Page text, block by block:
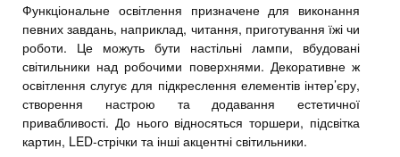
Функціональне освітлення призначене для виконання
певних завдань, наприклад, читання, приготування їжі чи
роботи. Це можуть бути настільні лампи, вбудовані
світильники над робочими поверхнями. Декоративне ж
освітлення слугує для підкреслення елементів інтер’єру,
створення настрою та додавання естетичної
привабливості. До нього відносяться торшери, підсвітка
картин, LED-стрічки та інші акцентні світильники.